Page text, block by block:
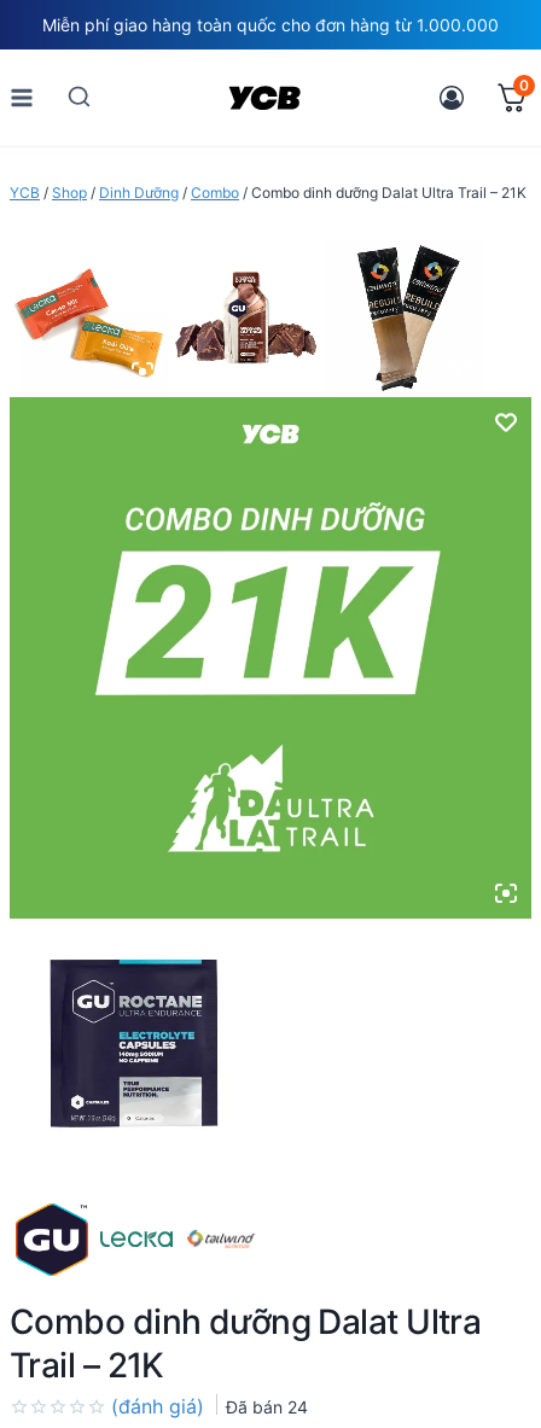
to
content
Miễn phí giao hàng toàn quốc cho đơn hàng từ 1.000.000
0
YCB / Shop / Dinh Dưỡng / Combo / Combo dinh dưỡng Dalat Ultra Trail – 21K
Combo dinh dưỡng Dalat Ultra
Trail – 21K
(đánh giá) Đã bán 24